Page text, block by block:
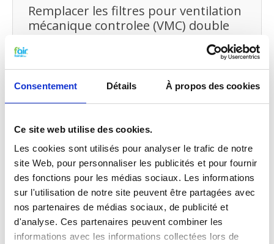
Consentement Détails À propos des cookies
Ce site web utilise des cookies.
Les cookies sont utilisés pour analyser le trafic de notre
site Web, pour personnaliser les publicités et pour fournir
des fonctions pour les médias sociaux. Les informations
sur l'utilisation de notre site peuvent être partagées avec
nos partenaires de médias sociaux, de publicité et
d'analyse. Ces partenaires peuvent combiner les
informations avec les informations collectées lors de
Remplacer les filtres pour ventilation
mécanique controlee (VMC) double
Vous pouvez facilement remplacer et remettre les
filtres VMC de fairair pour RENSON ENDURA
DELTA 330 vous-même dans votre ventilation
Vous pouvez également faire un
vous-mêmeen traitant votre système de
probiotiquesentre temps.
Qualité G4 pour le prix G3
Les filtres G3 f’air ont une capture de 92%. La
capture des filtres G3, selon les normes prescrites
EN779 doivent être entre 80% et 90%. Cela